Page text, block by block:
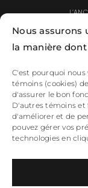
Nous assurons
la manière
C'est pourquoi
témoins (cookies)
d'assurer le bon
D'autres témoins
d'améliorer et de
pouvez gérer vos
technologies en
SAINT-